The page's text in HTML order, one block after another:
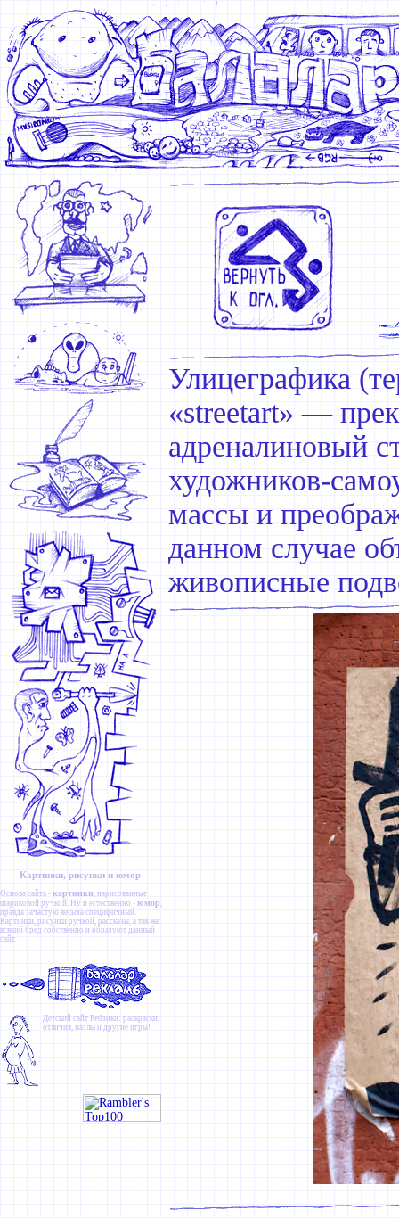
Картинки, рисунки и юмор
Основа сайта - картинки , нарисованные
шариковой ручкой. Ну и естественно - юмор ,
правда зачастую весьма специфичный.
Картинки, рисунки ручкой, рассказы, а так же
всякий бред собственно и образуют данный
сайт.
Детский сайт Ребзики: раскраски,
отличия, пазлы и другие игры!
Улицеграфика
«streetart» —
адреналиновый
художников-
массы и
данном случае
живописные